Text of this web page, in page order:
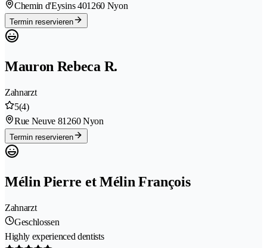
Chemin d'Eysins 401260 Nyon
Termin reservieren
Mauron Rebeca R.
Zahnarzt
5(4)
Rue Neuve 81260 Nyon
Termin reservieren
Mélin Pierre et Mélin François
Zahnarzt
Geschlossen
Highly experienced dentists